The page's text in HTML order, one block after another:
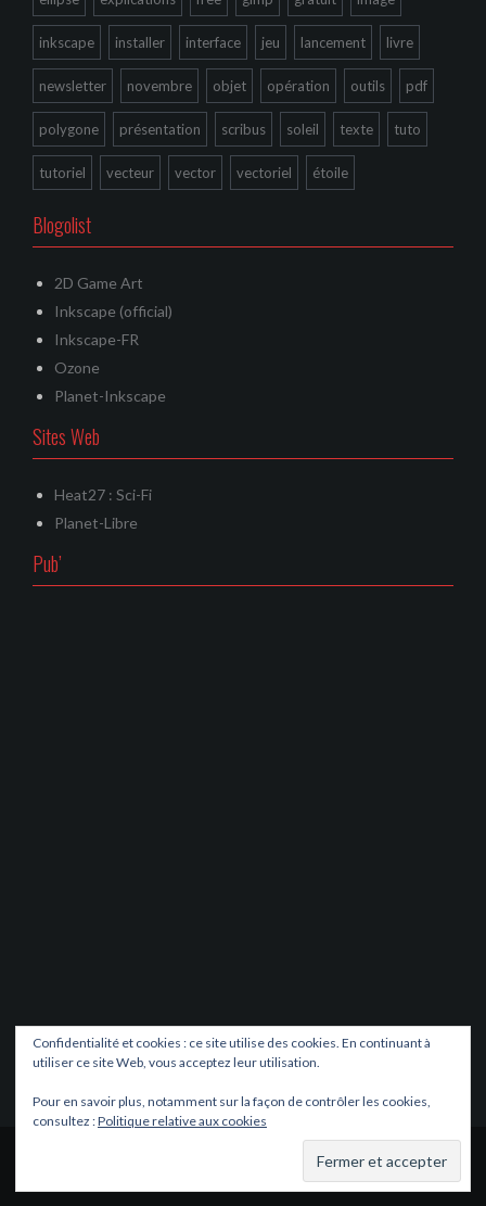
inkscape installer interface jeu lancement livre
newsletter novembre objet opération outils pdf
polygone présentation scribus soleil texte tuto
tutoriel vecteur vector vectoriel étoile
Blogolist
2D Game Art
Inkscape (official)
Inkscape-FR
Ozone
Planet-Inkscape
Sites Web
Heat27 : Sci-Fi
Planet-Libre
Pub’
ThèmeOria
Confidentialité et cookies : ce site utilise des cookies. En continuant à
utiliser ce site Web, vous acceptez leur utilisation.
Pour en savoir plus, notamment sur la façon de contrôler les cookies,
consultez :Politique relative aux cookies